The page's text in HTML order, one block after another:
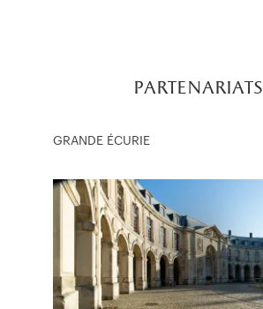
partenariats
GRANDE ÉCURIE